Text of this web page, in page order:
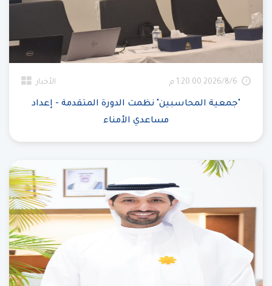
6‏‏/8‏‏/2026 1:20:00 م الأخبار
"جمعية المحاسبين" نظمت الدورة المتقدمة - إعداد
مساعدي الأمناء